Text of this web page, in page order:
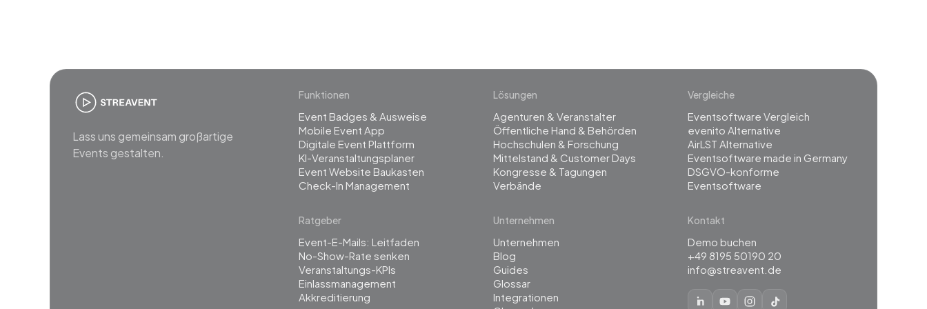
Lass uns gemeinsam großartige
Events gestalten.
Funktionen
Event Badges & Ausweise
Mobile Event App
Digitale Event Plattform
KI-Veranstaltungsplaner
Event Website Baukasten
Check-In Management
Lösungen
Agenturen & Veranstalter
Öffentliche Hand & Behörden
Hochschulen & Forschung
Mittelstand & Customer Days
Kongresse & Tagungen
Verbände
Vergleiche
Eventsoftware Vergleich
evenito Alternative
AirLST Alternative
Eventsoftware made in Germany
DSGVO-konforme
Eventsoftware
Ratgeber
Event-E-Mails: Leitfaden
No-Show-Rate senken
Veranstaltungs-KPIs
Einlassmanagement
Akkreditierung
Unternehmen
Unternehmen
Blog
Guides
Glossar
Integrationen
Kontakt
Demo buchen
+49 8195 50190 20
info@streavent.de